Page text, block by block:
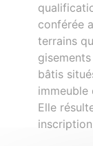
conférée
terrains
bâtis
immeuble
Elle